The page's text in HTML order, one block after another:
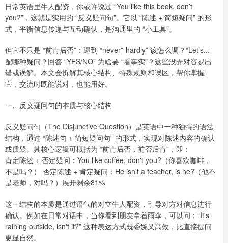
日常英语里牛人配资，你或许说过 “You like this book, don’t
you?”，这就是实用的 “反义疑问句”。它以 “陈述 + 简短疑问” 的形
式，平衡信息传递与互动确认，是沟通里的 “小工具”。
但它不只是 “前肯后否”：遇到 “never”“hardly” 该怎么调？“Let’s...”
配哪种疑问？回答 “YES/NO” 为啥要 “看事实”？这些没弄对容易出
错或误解。本文会拆解其核心结构、特殊规则和误区，帮你掌握
它，交流时既能说对，也能用好。
一、反义疑问句的本质与核心结构
反义疑问句（The Disjunctive Question）是英语中一种独特的语法
结构，通过 “陈述句 + 简短疑问句” 的形式，实现对陈述内容的确认
或质疑。其核心逻辑可概括为 “前肯后否，前否后肯”，即：
肯定陈述 + 否定疑问：You like coffee, don't you?（你喜欢咖啡，
不是吗？） 否定陈述 + 肯定疑问：He isn't a teacher, is he?（他不
是老师，对吗？）展开剩余81%
这一结构的本质是通过语气的对立牛人配资，引导对方对信息进行
确认。例如在日常对话中，当你看到朋友拿着雨伞，可以问：“It's
raining outside, isn't it?” 这种表达方式既委婉又高效，比直接提问
更显自然。